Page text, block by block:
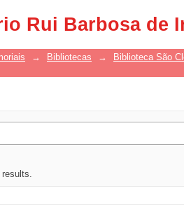
Rui Barbosa de
→ Bibliotecas → Biblioteca São